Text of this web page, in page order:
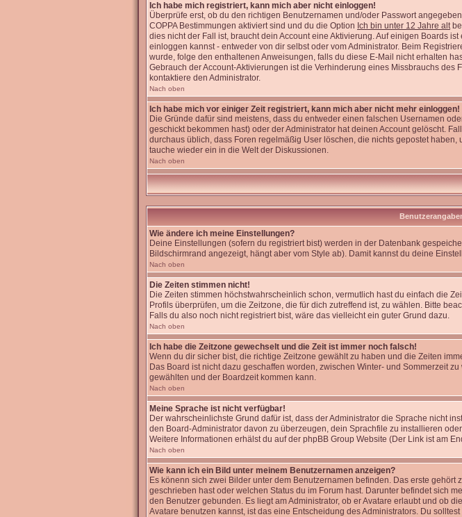
Ich habe mich registriert, kann mich aber nicht einloggen!
Überprüfe erst, ob du den richtigen Benutzernamen und/oder Passwort
COPPA Bestimmungen aktiviert sind und du die Option Ich bin unter 12 Jahre alt
dies nicht der Fall ist, braucht dein Account eine Aktivierung. Auf einigen Boards
einloggen kannst - entweder von dir selbst oder vom Administrator. Beim
wurde, folge den enthaltenen Anweisungen, falls du diese E-Mail nicht erhalten
Gebrauch der Account-Aktivierungen ist die Verhinderung eines Missbrauchs
kontaktiere den Administrator.
Nach oben
Ich habe mich vor einiger Zeit registriert, kann mich aber nicht mehr einloggen!
Die Gründe dafür sind meistens, dass du entweder einen falschen Usernamen
geschickt bekommen hast) oder der Administrator hat deinen Account gelöscht.
durchaus üblich, dass Foren regelmäßig User löschen, die nichts gepostet
tauche wieder ein in die Welt der Diskussionen.
Nach oben
Wie ändere ich meine Einstellungen?
Deine Einstellungen (sofern du registriert bist) werden in der Datenbank
Bildschirmrand angezeigt, hängt aber vom Style ab). Damit kannst du deine
Nach oben
Die Zeiten stimmen nicht!
Die Zeiten stimmen höchstwahrscheinlich schon, vermutlich hast du einfach die
Profils überprüfen, um die Zeitzone, die für dich zutreffend ist, zu wählen. Bitte
Falls du also noch nicht registriert bist, wäre das vielleicht ein guter Grund dazu.
Nach oben
Ich habe die Zeitzone gewechselt und die Zeit ist immer noch falsch!
Wenn du dir sicher bist, die richtige Zeitzone gewählt zu haben und die Zeiten
Das Board ist nicht dazu geschaffen worden, zwischen Winter- und Sommerzeit
gewählten und der Boardzeit kommen kann.
Nach oben
Meine Sprache ist nicht verfügbar!
Der wahrscheinlichste Grund dafür ist, dass der Administrator die Sprache nicht
den Board-Administrator davon zu überzeugen, dein Sprachfile zu installieren
Weitere Informationen erhälst du auf der phpBB Group Website (Der Link ist am
Nach oben
Wie kann ich ein Bild unter meinem Benutzernamen anzeigen?
Es könenn sich zwei Bilder unter dem Benutzernamen befinden. Das erste
geschrieben hast oder welchen Status du im Forum hast. Darunter befindet sich
den Benutzer gebunden. Es liegt am Administrator, ob er Avatare erlaubt und ob
Avatare benutzen kannst, ist das eine Entscheidung des Administrators. Du